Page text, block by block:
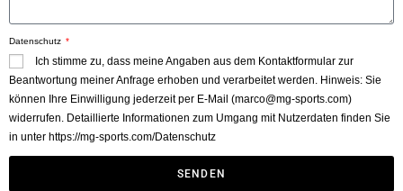
Datenschutz
Ich stimme zu, dass meine Angaben aus dem Kontaktformular zur
Beantwortung meiner Anfrage erhoben und verarbeitet werden. Hinweis: Sie
können Ihre Einwilligung jederzeit per E-Mail (marco@mg-sports.com)
widerrufen. Detaillierte Informationen zum Umgang mit Nutzerdaten finden Sie
in unter https://mg-sports.com/Datenschutz
SENDEN